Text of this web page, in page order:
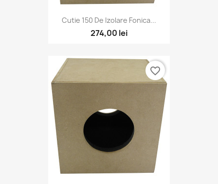
Cutie 150 De Izolare Fonica...
274,00 lei
favorite_border